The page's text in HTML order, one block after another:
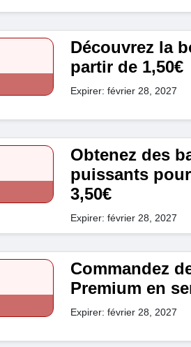
Découvrez la
partir de 1,50€
Expirer: février 28, 2027
Obtenez des
puissants
3,50€
Expirer: février 28, 2027
Commandez
Premium en
Expirer: février 28, 2027